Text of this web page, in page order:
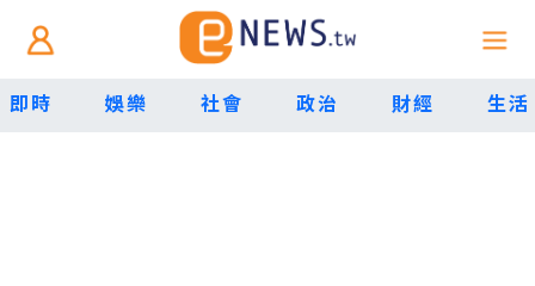
即時 娛樂 社會 政治 財經 生活